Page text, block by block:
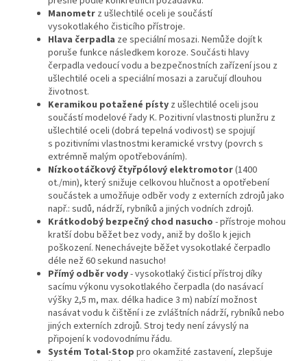
Manometr z ušlechtilé oceli je součástí
vysokotlakého čisticího přístroje.
Hlava čerpadla ze speciální mosazi. Nemůže dojít k
poruše funkce následkem koroze. Součásti hlavy
čerpadla vedoucí vodu a bezpečnostních zařízení jsou z
ušlechtilé oceli a speciální mosazi a zaručují dlouhou
životnost.
Keramikou potažené písty z ušlechtilé oceli jsou
součástí modelové řady K. Pozitivní vlastnosti plunžru z
ušlechtilé oceli (dobrá tepelná vodivost) se spojují
s pozitivními vlastnostmi keramické vrstvy (povrch s
extrémně malým opotřebováním).
Nízkootáčkový čtyřpólový elektromotor(1400
ot./min), který snižuje celkovou hlučnost a opotřebení
součástek a umožňuje odběr vody z externích zdrojů jako
např.: sudů, nádrží, rybníků a jiných vodních zdrojů.
Krátkodobý bezpečný chod nasucho - přístroje mohou
kratší dobu běžet bez vody, aniž by došlo k jejich
poškození. Nenechávejte běžet vysokotlaké čerpadlo
déle než 60 sekund nasucho!
Přímý odběr vody- vysokotlaký čisticí přístroj díky
sacímu výkonu vysokotlakého čerpadla (do nasávací
výšky 2,5 m, max. délka hadice 3 m) nabízí možnost
nasávat vodu k čištění i ze zvláštních nádrží, rybníků nebo
jiných externích zdrojů. Stroj tedy není závyslý na
připojení k vodovodnímu řádu.
Systém Total-Stop pro okamžité zastavení, zlepšuje